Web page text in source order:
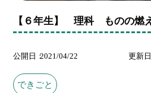
【６年生】 理科 ものの燃
公開日 2021/04/22 更新日
できごと